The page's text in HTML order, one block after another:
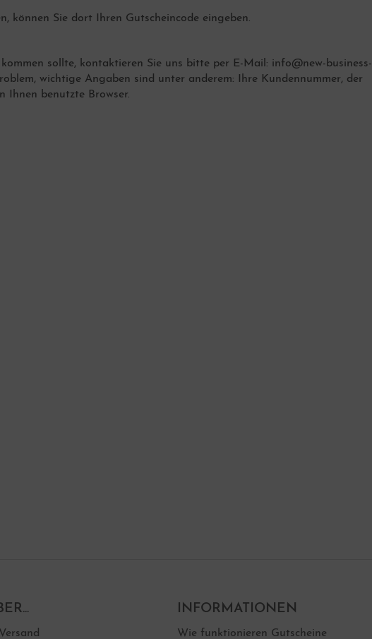
können Sie dort Ihren Gutscheincode eingeben.
sollte, kontaktieren Sie uns bitte per E-Mail: info@new-business-
wichtige Angaben sind unter anderem: Ihre Kundennummer, der
Ihnen benutzte Browser.
INFORMATIONEN
Wie funktionieren Gutscheine